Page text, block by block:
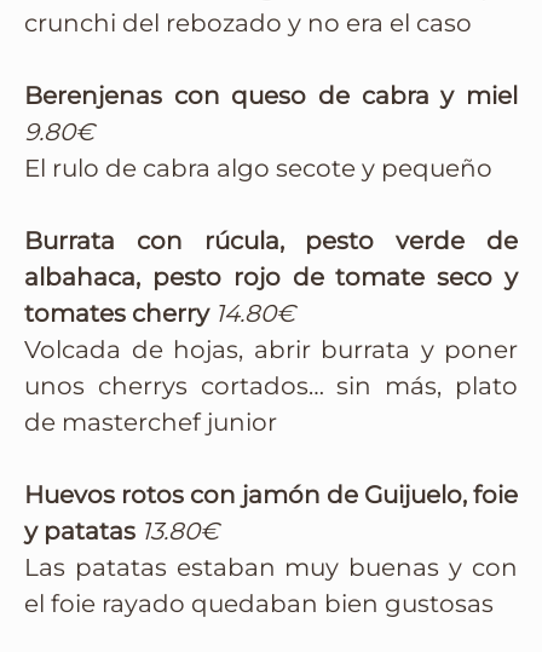
crunchi del rebozado y no era el caso
Berenjenas con queso de cabra y miel
9.80€
El rulo de cabra algo secote y pequeño
Burrata con rúcula, pesto verde de
albahaca, pesto rojo de tomate seco y
tomates cherry14.80€
Volcada de hojas, abrir burrata y poner
unos cherrys cortados… sin más, plato
de masterchef junior
Huevos rotos con jamón de Guijuelo, foie
y patatas 13.80€
Las patatas estaban muy buenas y con
el foie rayado quedaban bien gustosas